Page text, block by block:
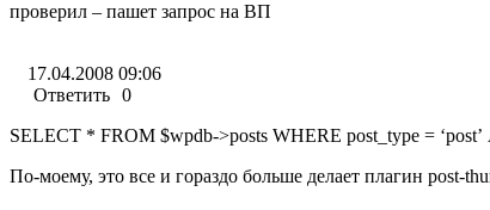
проверил – пашет запрос на ВП
17.04.2008 09:06
Ответить 0
По-моему, это все и гораздо больше делает плагин post-